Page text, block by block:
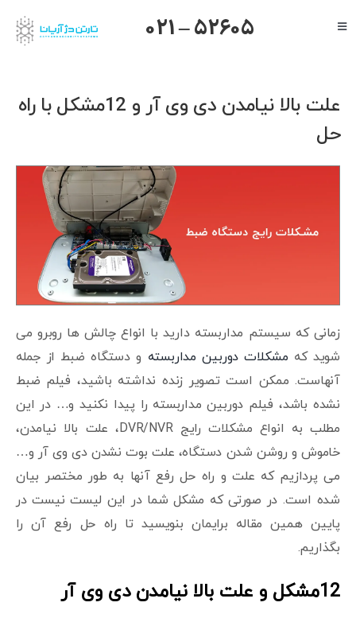
to
Toggle
021 – 52605
علت بالا نیامدن دی وی آر و 12مشکل با راه
حل
زمانی که سیستم مداربسته دارید با انواع چالش ها روبرو می
شوید که مشکلات دوربین مداربسته و دستگاه ضبط از جمله
آنهاست. ممکن است تصویر زنده نداشته باشید، فیلم ضبط
نشده باشد، فیلم دوربین مداربسته را پیدا نکنید و… در این
مطلب به انواع مشکلات رایج DVR/NVR، علت بالا نیامدن،
خاموش و روشن شدن دستگاه، علت بوت نشدن دی وی آر و…
می پردازیم که علت و راه حل رفع آنها به طور مختصر بیان
شده است. در صورتی که مشکل شما در این لیست نیست در
پایین همین مقاله برایمان بنویسید تا راه حل رفع آن را
بگذاریم.
12مشکل و علت بالا نیامدن دی وی آر